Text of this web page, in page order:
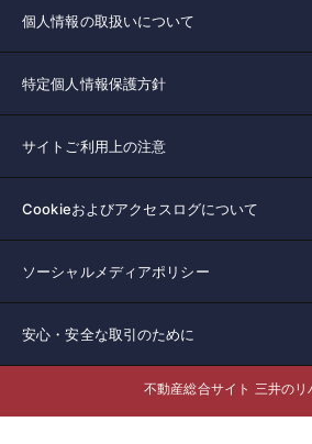
個人情報の取扱いについて
特定個人情報保護方針
サイトご利用上の注意
Cookieおよびアクセスログについて
ソーシャルメディアポリシー
安心・安全な取引のために
不動産総合サイト 三井のリ